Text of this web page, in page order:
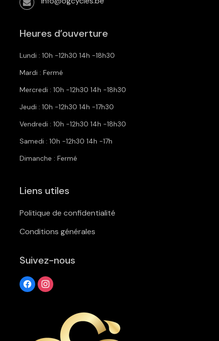
Heures d’ouverture
Lundi : 10h -12h30 14h -18h30
Mardi : Fermé
Mercredi : 10h -12h30 14h -18h30
Jeudi : 10h -12h30 14h -17h30
Vendredi : 10h -12h30 14h -18h30
Samedi : 10h -12h30 14h -17h
Dimanche : Fermé
Liens utiles
Politique de confidentialité
Conditions générales
Suivez-nous